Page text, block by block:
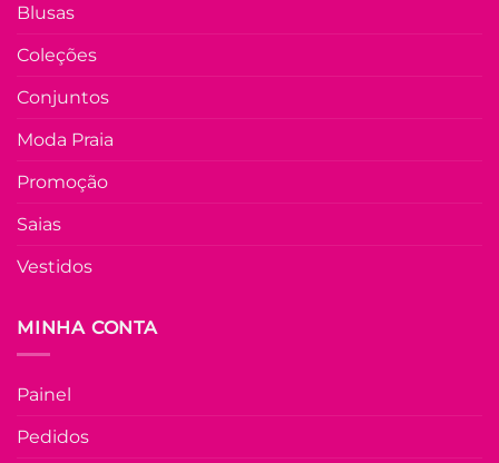
Blusas
Coleções
Conjuntos
Moda Praia
Promoção
Saias
Vestidos
MINHA CONTA
Painel
Pedidos